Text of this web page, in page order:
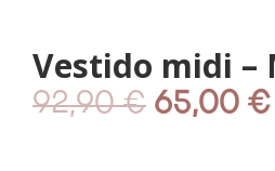
Vestido midi –
92,90€ 65,00 €